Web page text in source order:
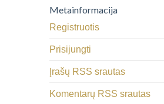
Metainformacija
Registruotis
Prisijungti
Įrašų RSS srautas
Komentarų RSS srautas